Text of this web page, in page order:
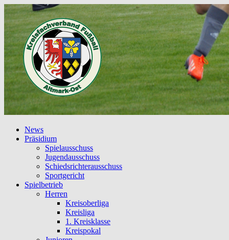
News
Präsidium
Spielausschuss
Jugendausschuss
Schiedsrichterausschuss
Sportgericht
Spielbetrieb
Herren
Kreisoberliga
Kreisliga
1. Kreisklasse
Kreispokal